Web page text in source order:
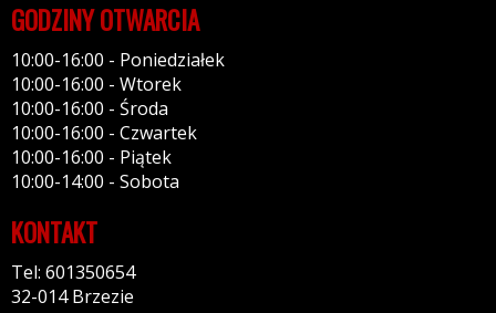
GODZINY OTWARCIA
10:00-16:00 - Poniedziałek
10:00-16:00 - Wtorek
10:00-16:00 - Środa
10:00-16:00 - Czwartek
10:00-16:00 - Piątek
10:00-14:00 - Sobota
KONTAKT
Tel: 601350654
32-014 Brzezie